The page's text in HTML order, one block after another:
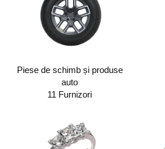
Piese de schimb și produse
auto
11 Furnizori